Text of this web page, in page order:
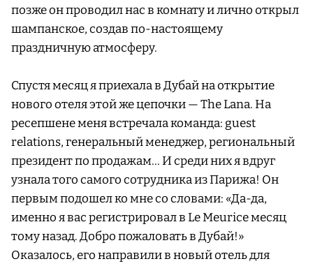
позже он проводил нас в комнату и лично открыл
шампанское, создав по-настоящему
праздничную атмосферу.
Спустя месяц я приехала в Дубай на открытие
нового отеля этой же цепочки — The Lana. На
ресепшене меня встречала команда: guest
relations, генеральный менеджер, региональный
президент по продажам… И среди них я вдруг
узнала того самого сотрудника из Парижа! Он
первым подошел ко мне со словами: «Да-да,
именно я вас регистрировал в Le Meurice месяц
тому назад. Добро пожаловать в Дубай!»
Оказалось, его направили в новый отель для